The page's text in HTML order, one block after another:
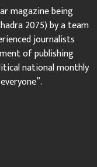
magazine being
2075) by a team
journalists
of publishing
national monthly